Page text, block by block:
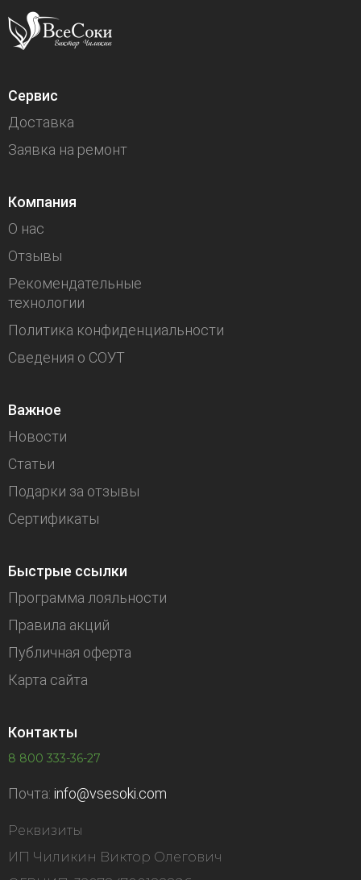
Сервис
Доставка
Заявка на ремонт
Компания
О нас
Отзывы
Рекомендательные
технологии
Политика конфиденциальности
Сведения о СОУТ
Важное
Новости
Статьи
Подарки за отзывы
Сертификаты
Быстрые ссылки
Программа лояльности
Правила акций
Публичная оферта
Карта сайта
Контакты
8 800 333-36-27
Почта: info@vsesoki.com
Реквизиты
ИП Чиликин Виктор Олегович